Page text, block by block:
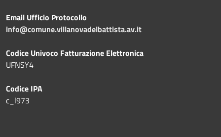
Email Ufficio Protocollo
info@comune.villanovadelbattista.av.it
Codice Univoco Fatturazione Elettronica
UFNSY4
Codice IPA
c_l973